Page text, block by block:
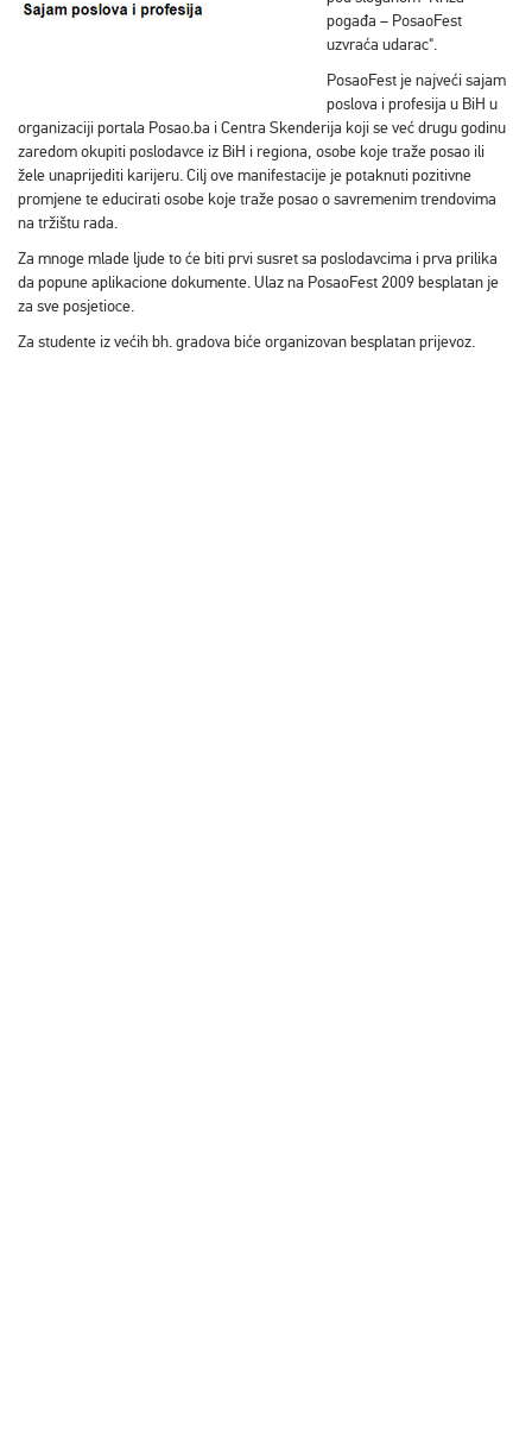
pogađa – PosaoFest
uzvraća udarac".
PosaoFest je najveći sajam
poslova i profesija u BiH u
organizaciji portala Posao.ba i Centra Skenderija koji se već drugu godinu
zaredom okupiti poslodavce iz BiH i regiona, osobe koje traže posao ili
žele unaprijediti karijeru. Cilj ove manifestacije je potaknuti pozitivne
promjene te educirati osobe koje traže posao o savremenim trendovima
na tržištu rada.
Za mnoge mlade ljude to će biti prvi susret sa poslodavcima i prva prilika
da popune aplikacione dokumente. Ulaz na PosaoFest 2009 besplatan je
za sve posjetioce.
Za studente iz većih bh. gradova biće organizovan besplatan prijevoz.